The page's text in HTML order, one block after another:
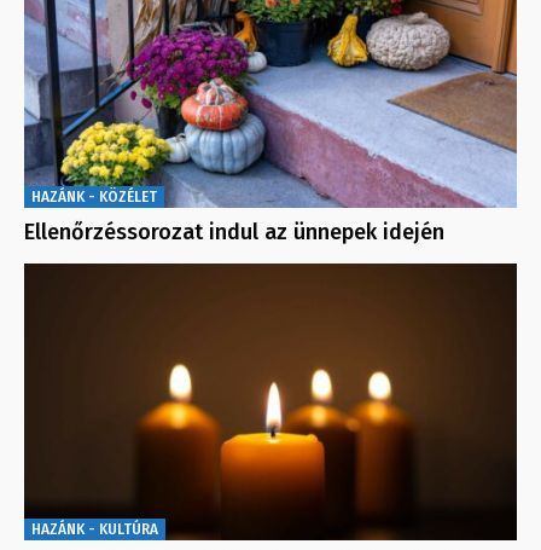
HAZÁNK - KÖZÉLET
Ellenőrzéssorozat indul az ünnepek idején
HAZÁNK - KULTÚRA